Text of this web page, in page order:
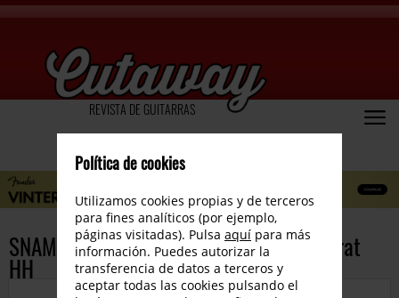
REVISTA DE GUITARRAS
SNAMM: Guild presenta la nueva Aristocrat
HH
Política de cookies
Utilizamos cookies propias y de terceros
para fines analíticos (por ejemplo,
páginas visitadas). Pulsa aquí para más
información. Puedes autorizar la
transferencia de datos a terceros y
aceptar todas las cookies pulsando el